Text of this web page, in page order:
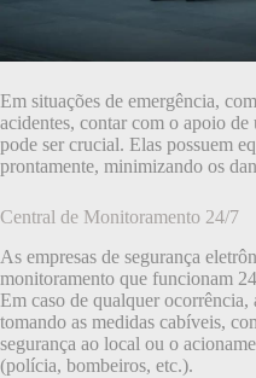
Em situações de emergência,
acidentes, contar com o apoio de
pode ser crucial. Elas possuem
prontamente, minimizando os
Central de Monitoramento 24/7
As empresas de segurança
monitoramento que funcionam
Em caso de qualquer ocorrência,
tomando as medidas cabíveis,
segurança ao local ou o
(polícia, bombeiros, etc.).